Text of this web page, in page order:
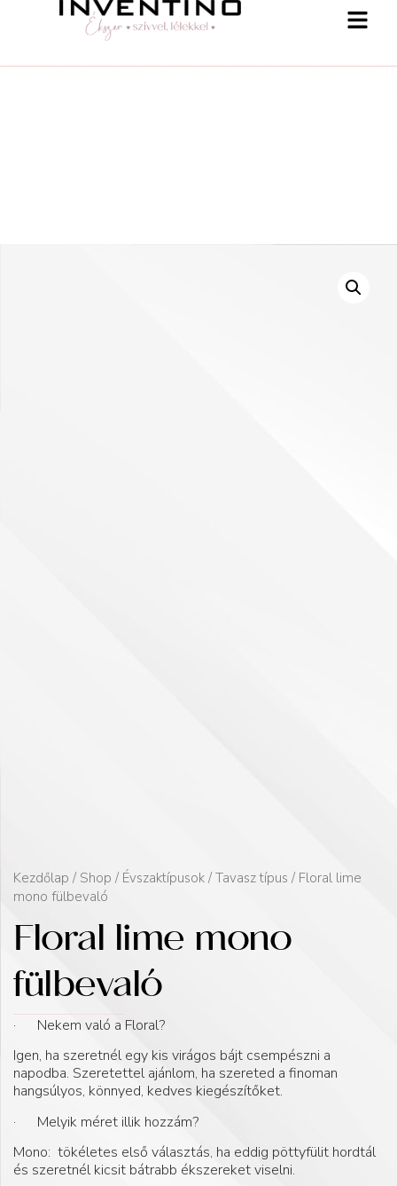
Kezdőlap / Shop / Évszaktípusok / Tavasz típus / Floral lime
mono fülbevaló
Floral lime mono
fülbevaló
· Nekem való a Floral?
Igen, ha szeretnél egy kis virágos bájt csempészni a
napodba. Szeretettel ajánlom, ha szereted a finoman
hangsúlyos, könnyed, kedves kiegészítőket.
· Melyik méret illik hozzám?
Mono: tökéletes első választás, ha eddig pöttyfülit hordtál
és szeretnél kicsit bátrabb ékszereket viselni.